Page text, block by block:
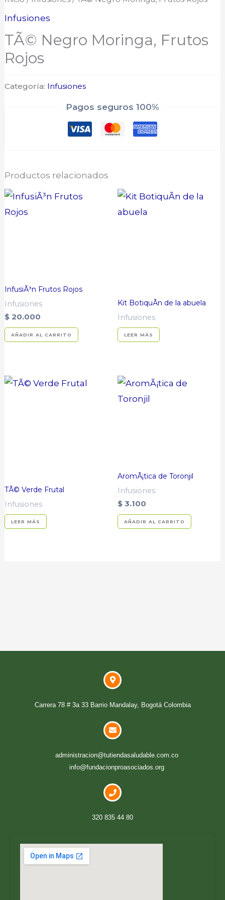
Infusiones
TÃ© Negro Moringa, Frutos
Rojos
Categoría: Infusiones
Pagos seguros 100%
Productos relacionados
InfusiÃ³n Frutos Rojos
Infusiones
$ 20.000
AÑADIR AL CARRITO
Kit BotiquÃ­n de la abuela
Infusiones
LEER MÁS
TÃ© Verde Frutal
Infusiones
LEER MÁS
AromÃ¡tica de Toronjil
Infusiones
$ 3.100
AÑADIR AL CARRITO
Carrera 78 # 3a 33 Barrio Mandalay, Bogotá Colombia
administracion@tutiendasaludable.com.co
info@fundacionproasociados.org
320 835 44 80